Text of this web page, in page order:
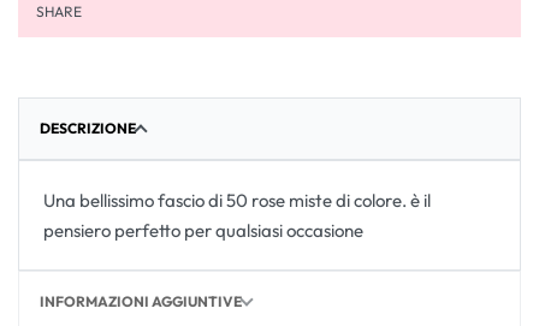
SHARE
DESCRIZIONE
Una bellissimo fascio di 50 rose miste di colore. è il
pensiero perfetto per qualsiasi occasione
INFORMAZIONI AGGIUNTIVE